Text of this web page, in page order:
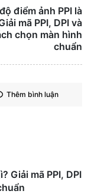
điểm ảnh PPI là
mã PPI, DPI và
chọn màn hình
chuẩn
Thêm bình luận
Giải mã PPI, DPI